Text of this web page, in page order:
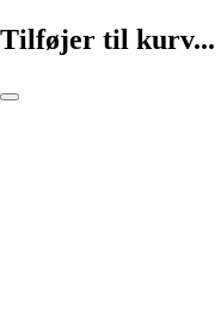
Tilføjer til kurv...